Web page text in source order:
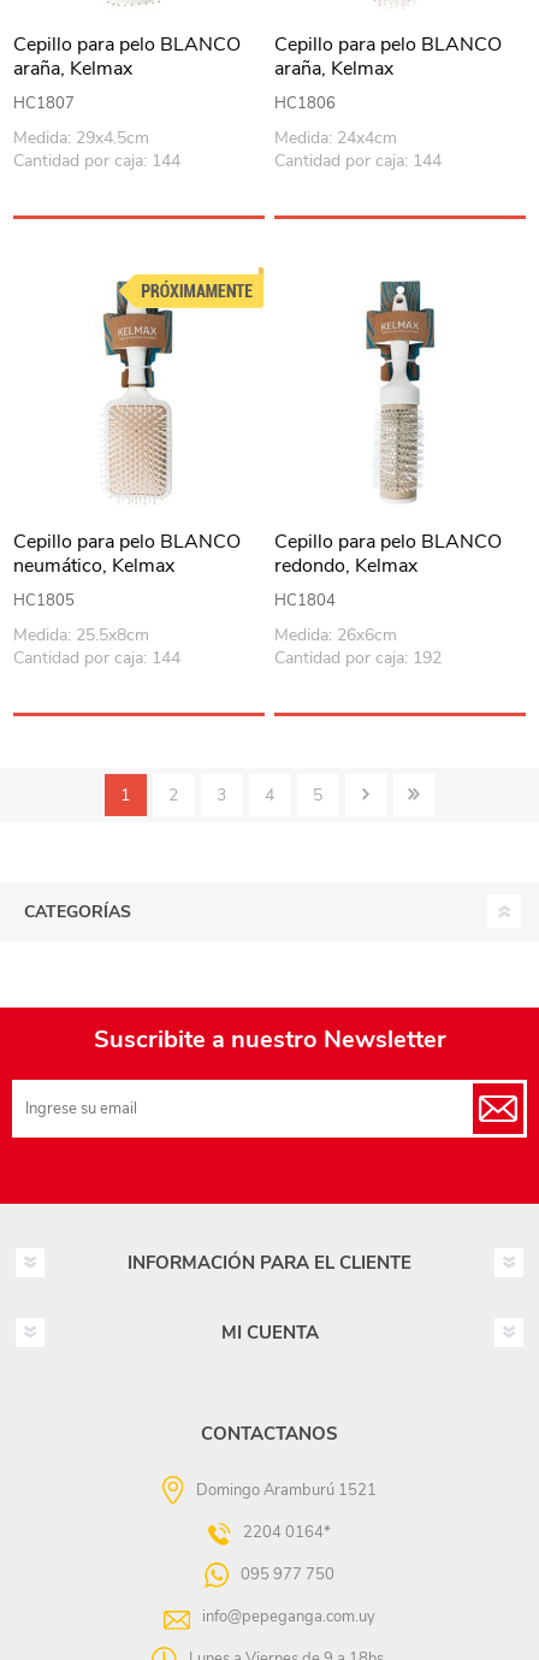
Cepillo para pelo BLANCO
araña, Kelmax
HC1807
Medida: 29x4.5cm
Cantidad por caja: 144
Cepillo para pelo BLANCO
araña, Kelmax
HC1806
Medida: 24x4cm
Cantidad por caja: 144
Cepillo para pelo BLANCO
neumático, Kelmax
HC1805
Medida: 25.5x8cm
Cantidad por caja: 144
Cepillo para pelo BLANCO
redondo, Kelmax
HC1804
Medida: 26x6cm
Cantidad por caja: 192
1 2 3 4 5
CATEGORÍAS
Suscribite a nuestro Newsletter
INFORMACIÓN PARA EL CLIENTE
MI CUENTA
CONTACTANOS
Domingo Aramburú 1521
2204 0164*
095 977 750
info@pepeganga.com.uy